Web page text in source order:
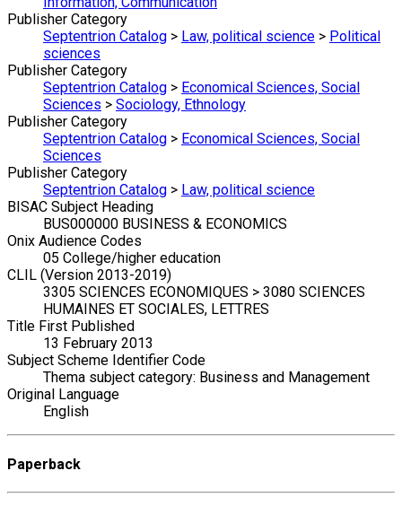
Publisher Category
Septentrion Catalog > Law, political science > Political
sciences
Publisher Category
Septentrion Catalog > Economical Sciences, Social
Sciences > Sociology, Ethnology
Publisher Category
Septentrion Catalog > Economical Sciences, Social
Sciences
Publisher Category
Septentrion Catalog > Law, political science
BISAC Subject Heading
BUS000000 BUSINESS & ECONOMICS
Onix Audience Codes
05 College/higher education
CLIL (Version 2013-2019)
3305 SCIENCES ECONOMIQUES > 3080 SCIENCES
HUMAINES ET SOCIALES, LETTRES
Title First Published
13 February 2013
Subject Scheme Identifier Code
Thema subject category: Business and Management
Original Language
English
Paperback